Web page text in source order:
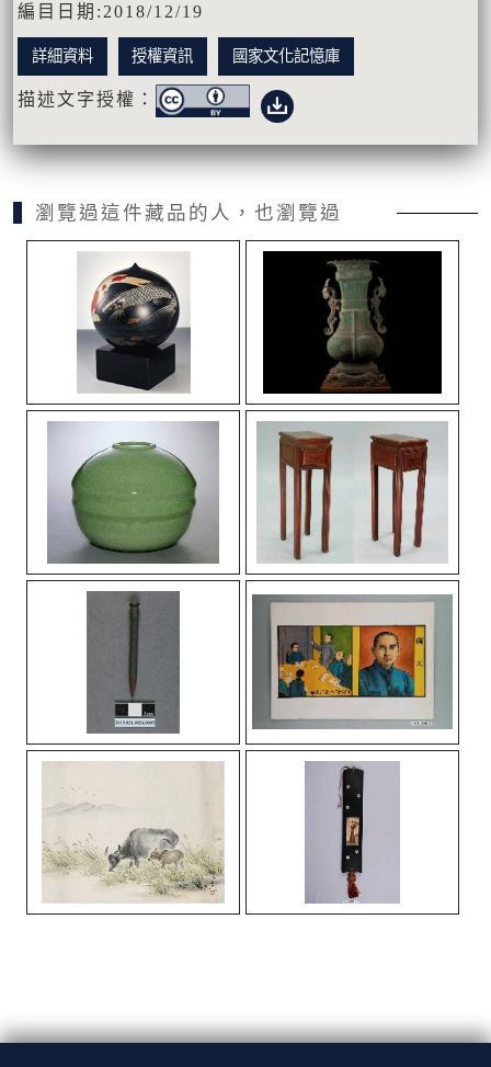
編目日期:2018/12/19
詳細資料 授權資訊 國家文化記憶庫
描述文字授權：
瀏覽過這件藏品的人，也瀏覽過